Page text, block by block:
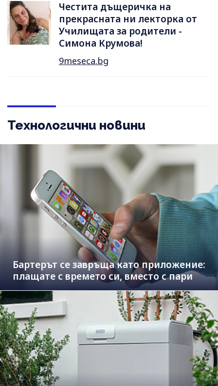
Честита дъщеричка на
прекрасната ни лекторка от
Училищата за родители -
Симона Крумова!
9meseca.bg
Технологични новини
Бартерът се завръща като приложение:
плащате с времето си, вместо с пари